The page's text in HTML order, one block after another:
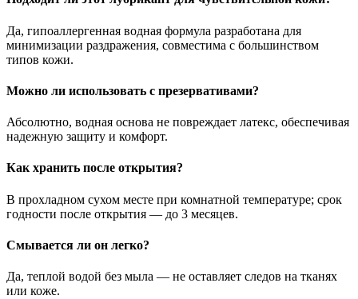
Да, гипоаллергенная водная формула разработана для
минимизации раздражения, совместима с большинством
типов кожи.
Можно ли использовать с презервативами?
Абсолютно, водная основа не повреждает латекс, обеспечивая
надежную защиту и комфорт.
Как хранить после открытия?
В прохладном сухом месте при комнатной температуре; срок
годности после открытия — до 3 месяцев.
Смывается ли он легко?
Да, теплой водой без мыла — не оставляет следов на тканях
или коже.